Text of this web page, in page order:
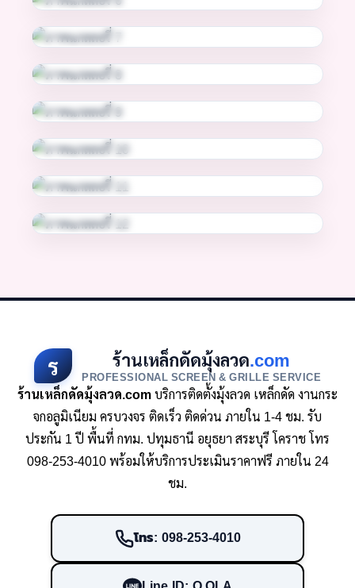
ร ร้านเหล็กดัดมุ้งลวด.com
PROFESSIONAL SCREEN & GRILLE SERVICE
ร้านเหล็กดัดมุ้งลวด.comบริการติดตั้งมุ้งลวด เหล็กดัด งานกระ
จกอลูมิเนียม ครบวงจร ติดเร็ว ติดด่วน ภายใน 1-4 ชม. รับ
ประกัน 1 ปี พื้นที่ กทม. ปทุมธานี อยุธยา สระบุรี โคราช โทร
098-253-4010 พร้อมให้บริการประเมินราคาฟรี ภายใน 24
ชม.
โทร: 098-253-4010